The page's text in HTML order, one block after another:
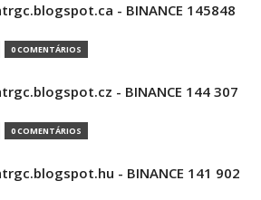
- BINANCE 145848
0 COMENTÁRIOS
- BINANCE 144 307
0 COMENTÁRIOS
- BINANCE 141 902